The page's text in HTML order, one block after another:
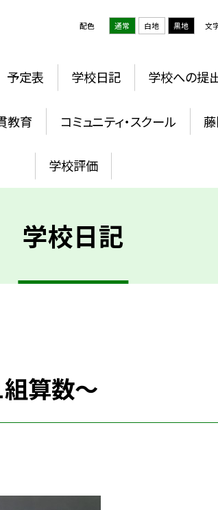
配色 通常 白地 黒地 文
予定表 学校日記 学校への提
教育 コミュニティ・スクール
学校評価
学校日記
組算数～